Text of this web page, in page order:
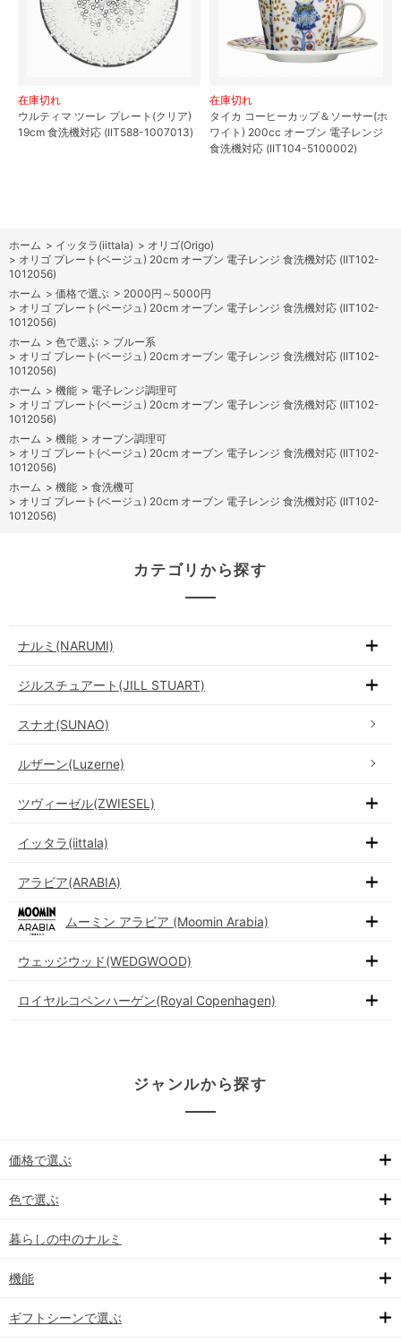
在庫切れ
ウルティマ ツーレ プレート(クリア)
19cm 食洗機対応 (IIT588-1007013)
在庫切れ
タイカ コーヒーカップ＆ソーサー(ホ
ワイト) 200cc オーブン 電子レンジ
食洗機対応 (IIT104-5100002)
ホーム > イッタラ(iittala) > オリゴ(Origo)
> オリゴ プレート(ベージュ) 20cm オーブン 電子レンジ 食洗機対応 (IIT102-
1012056)
ホーム > 価格で選ぶ > 2000円～5000円
> オリゴ プレート(ベージュ) 20cm オーブン 電子レンジ 食洗機対応 (IIT102-
1012056)
ホーム > 色で選ぶ > ブルー系
> オリゴ プレート(ベージュ) 20cm オーブン 電子レンジ 食洗機対応 (IIT102-
1012056)
ホーム > 機能 > 電子レンジ調理可
> オリゴ プレート(ベージュ) 20cm オーブン 電子レンジ 食洗機対応 (IIT102-
1012056)
ホーム > 機能 > オーブン調理可
> オリゴ プレート(ベージュ) 20cm オーブン 電子レンジ 食洗機対応 (IIT102-
1012056)
ホーム > 機能 > 食洗機可
> オリゴ プレート(ベージュ) 20cm オーブン 電子レンジ 食洗機対応 (IIT102-
1012056)
カテゴリから探す
ナルミ(NARUMI)
ジルスチュアート(JILL STUART)
スナオ(SUNAO)
ルザーン(Luzerne)
ツヴィーゼル(ZWIESEL)
イッタラ(iittala)
アラビア(ARABIA)
ムーミン アラビア (Moomin Arabia)
ウェッジウッド(WEDGWOOD)
ロイヤルコペンハーゲン(Royal Copenhagen)
ジャンルから探す
価格で選ぶ
色で選ぶ
暮らしの中のナルミ
機能
ギフトシーンで選ぶ